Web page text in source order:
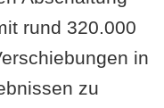
rund 320.000
in
zu